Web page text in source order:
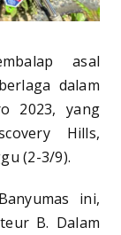
asal
dalam
2023, yang
Hills,
(2-3/9).
ini,
B. Dalam